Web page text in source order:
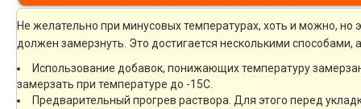
Не желательно при минусовых температурах, хоть и можно,
должен замерзнуть. Это достигается несколькими способами,
Использование добавок, понижающих температуру
замерзать при температуре до -15С.
Предварительный прогрев раствора. Для этого перед